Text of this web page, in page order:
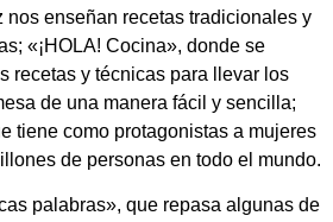
nos enseñan recetas tradicionales y
«¡HOLA! Cocina», donde se
recetas y técnicas para llevar los
de una manera fácil y sencilla;
tiene como protagonistas a mujeres
de personas en todo el mundo.
palabras», que repasa algunas de